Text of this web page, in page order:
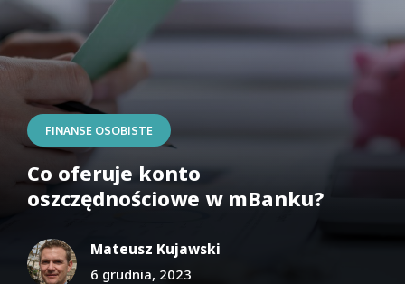
FINANSE OSOBISTE
Co oferuje konto
oszczędnościowe w mBanku?
Mateusz Kujawski
6 grudnia, 2023